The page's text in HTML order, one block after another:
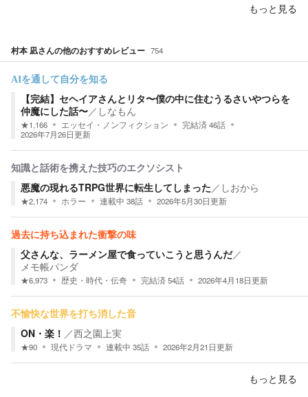
もっと見る
村本 凪さんの他のおすすめレビュー 754
AIを通して自分を知る
【完結】セヘイアさんとリタ〜僕の中に住むうるさいやつらを
仲魔にした話〜／ しなもん
★1,166 エッセイ・ノンフィクション 完結済46話
2026年7月26日更新
知識と話術を携えた技巧のエクソシスト
悪魔の現れるTRPG世界に転生してしまった ／ しおから
★2,174 ホラー 連載中 38話 2026年5月30日更新
過去に持ち込まれた衝撃の味
父さんな、ラーメン屋で食っていこうと思うんだ／
メモ帳パンダ
★6,973 歴史・時代・伝奇 完結済54話 2026年4月18日更新
不愉快な世界を打ち消した音
ON・楽！ ／西之園上実
★90 現代ドラマ 連載中 35話 2026年2月21日更新
もっと見る